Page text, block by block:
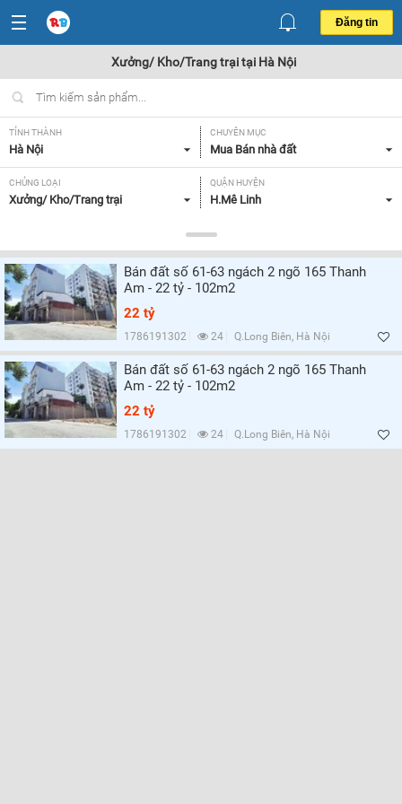
Đăng tin
Xưởng/ Kho/Trang trại tại Hà Nội
TỈNH THÀNH
Hà Nội
CHUYÊN MỤC
Mua Bán nhà đất
CHỦNG LOẠI
Xưởng/ Kho/Trang trại
QUẬN HUYỆN
H.Mê Linh
Tất cả
MỨC GIÁ
Tất cả
MẶT TIỀN
Tất cả
HƯỚNG
GIẤY TỜ PHÁP LÝ
Tất cả
Bán đất số 61-63 ngách 2 ngõ 165 Thanh
Am - 22 tỷ - 102m2
22 tỷ
1786191302 24 Q.Long Biên, Hà Nội
Bán đất số 61-63 ngách 2 ngõ 165 Thanh
Am - 22 tỷ - 102m2
22 tỷ
1786191302 24 Q.Long Biên, Hà Nội